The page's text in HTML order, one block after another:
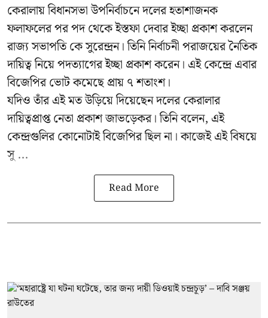
কেরালায় বিধানসভা উপনির্বাচনে দলের হতাশাজনক
ফলাফলের পর পদ থেকে ইস্তফা দেবার ইচ্ছা প্রকাশ করলেন
রাজ্য সভাপতি কে সুরেন্দ্রন। তিনি নির্বাচনী পরাজয়ের নৈতিক
দায়িত্ব নিয়ে পদত্যাগের ইচ্ছা প্রকাশ করেন। এই কেন্দ্রে এবার
বিজেপির ভোট কমেছে প্রায় ৭ শতাংশ।
যদিও তাঁর এই মত উড়িয়ে দিয়েছেন দলের কেরালার
দায়িত্বপ্রাপ্ত নেতা প্রকাশ জাভড়েকর। তিনি বলেন, এই
কেন্দ্রগুলির কোনোটাই বিজেপির ছিল না। কাজেই এই বিষয়ে
সু ...
Read More